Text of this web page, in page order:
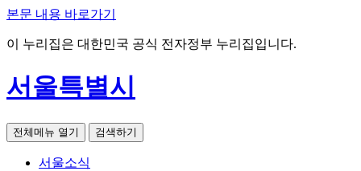
본문 내용 바로가기
이 누리집은 대한민국 공식 전자정부 누리집입니다.
서울특별시
전체메뉴 열기 검색하기
서울소식